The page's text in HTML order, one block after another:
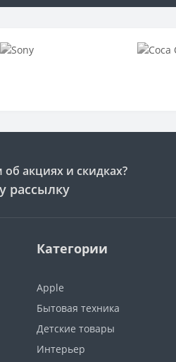
акциях и скидках?
рассылку
Категории
Apple
Бытовая техника
Детские товары
Интерьер